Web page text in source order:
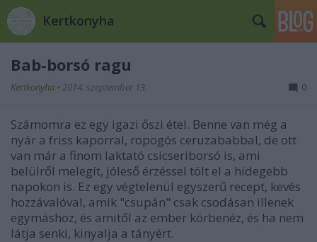
Kertkonyha
Bab-borsó ragu
Kertkonyha • 2014. szeptember 13. 0
Számomra ez egy igazi őszi étel. Benne van még a
nyár a friss kaporral, ropogós ceruzababbal, de ott
van már a finom laktató csicseriborsó is, ami
belülről melegít, jóleső érzéssel tölt el a hidegebb
napokon is. Ez egy végtelenül egyszerű recept, kevés
hozzávalóval, amik "csupán" csak csodásan illenek
egymáshoz, és amitől az ember körbenéz, és ha nem
látja senki, kinyalja a tányért.